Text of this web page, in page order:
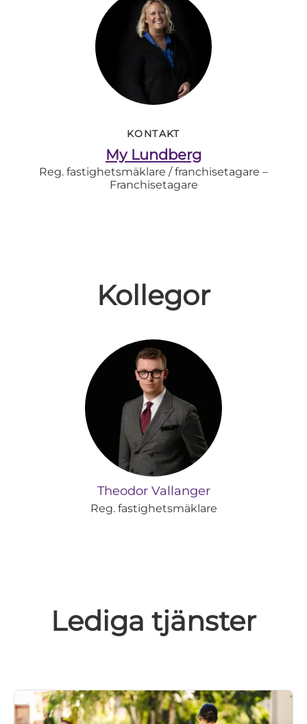
KONTAKT
My Lundberg
Reg. fastighetsmäklare / franchisetagare –
Franchisetagare
Kollegor
Theodor Vallanger
Reg. fastighetsmäklare
Lediga tjänster